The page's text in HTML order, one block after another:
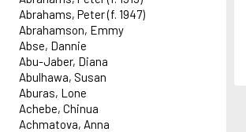
Abrahams, Peter (f. 1947)
Abrahamson, Emmy
Abse, Dannie
Abu-Jaber, Diana
Abulhawa, Susan
Aburas, Lone
Achebe, Chinua
Achmatova, Anna